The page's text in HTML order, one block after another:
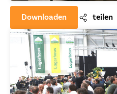
Downloaden teilen